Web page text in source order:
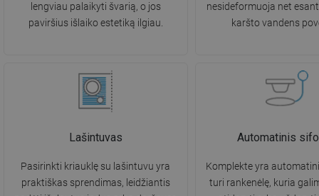
lengviau palaikyti švarią, o jos
paviršius išlaiko estetiką ilgiau.
nesideformuoja net
karšto vandens
Lašintuvas
Pasirinkti kriauklę su lašintuvu yra
praktiškas sprendimas, leidžiantis
Automatinis
Komplekte yra
turi rankenėlę, kuria